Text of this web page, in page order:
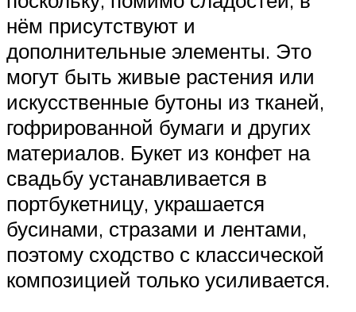
нём присутствуют и
дополнительные элементы. Это
могут быть живые растения или
искусственные бутоны из тканей,
гофрированной бумаги и других
материалов. Букет из конфет на
свадьбу устанавливается в
портбукетницу, украшается
бусинами, стразами и лентами,
поэтому сходство с классической
композицией только усиливается.